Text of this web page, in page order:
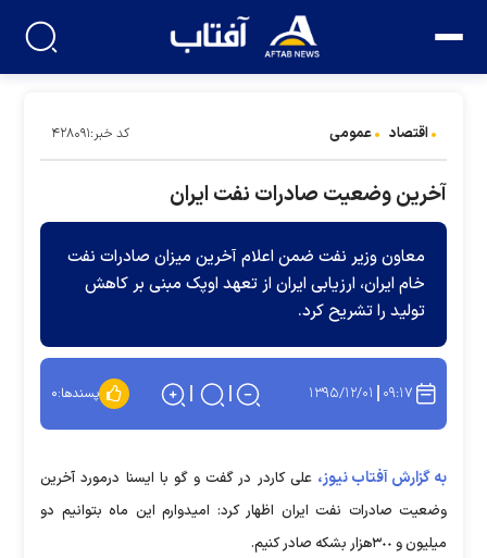
اقتصاد عمومی کد خبر:۴۲۸۰۹۱
آخرین وضعیت صادرات نفت ایران
معاون وزیر نفت ضمن اعلام آخرین میزان صادرات نفت
خام ایران، ارزیابی ایران از تعهد اوپک مبنی بر کاهش
تولید را تشریح کرد.
۰۹:۱۷ ۱۳۹۵/۱۲/۰۱ پسندها:۰
به گزارش آفتاب نیوز، علی کاردر در گفت و گو با ایسنا درمورد آخرین
وضعیت صادرات نفت ایران اظهار کرد: امیدوارم این ماه بتوانیم دو
میلیون و ٣٠٠هزار بشکه صادر کنیم.